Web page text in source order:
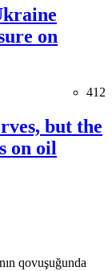
on
412
but the
on oil
qovuşuğunda